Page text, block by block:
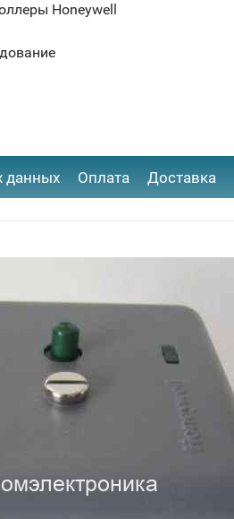
Honeywell
данных Оплата Доставка